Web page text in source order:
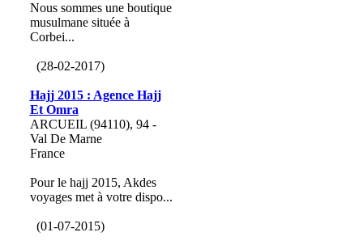
Nous sommes une boutique
musulmane située à
Corbei...
(28-02-2017)
Hajj 2015 : Agence Hajj
Et Omra
ARCUEIL (94110), 94 -
Val De Marne
France
Pour le hajj 2015, Akdes
voyages met à votre dispo...
(01-07-2015)